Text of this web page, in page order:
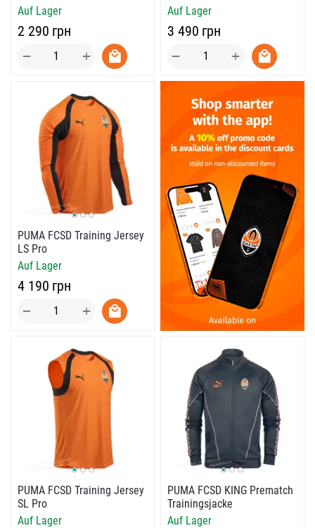
Auf Lager
‍2 290‍ грн
+
−
Auf Lager
‍3 490‍ грн
+
−
PUMA FCSD Training Jersey
LS Pro
Auf Lager
‍4 190‍ грн
+
−
PUMA FCSD Training Jersey
SL Pro
Auf Lager
PUMA FCSD KING Prematch
Trainingsjacke
Auf Lager